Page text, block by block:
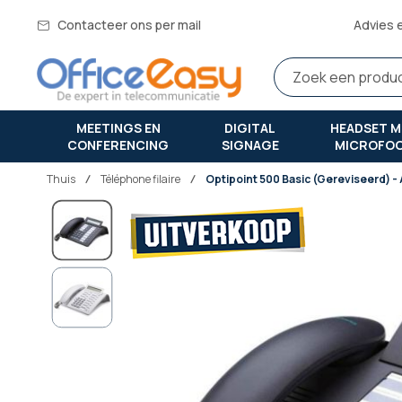
Contacteer ons per mail Advies
MEETINGS EN
CONFERENCING
DIGITAL
SIGNAGE
HEADSET
Thuis téléphone filaire Optipoint 500 Basic (Gereviseerd)
Ga
naar
het
einde
van
de
afbeeldingen-
gallerij